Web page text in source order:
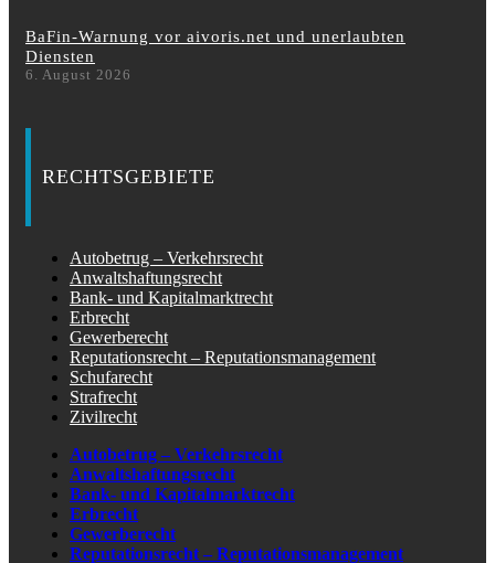
BaFin-Warnung vor aivoris.net und unerlaubten
Diensten
6. August 2026
RECHTSGEBIETE
Autobetrug – Verkehrsrecht
Anwaltshaftungsrecht
Bank- und Kapitalmarktrecht
Erbrecht
Gewerberecht
Reputationsrecht – Reputationsmanagement
Schufarecht
Strafrecht
Zivilrecht
Autobetrug – Verkehrsrecht
Anwaltshaftungsrecht
Bank- und Kapitalmarktrecht
Erbrecht
Gewerberecht
Reputationsrecht – Reputationsmanagement